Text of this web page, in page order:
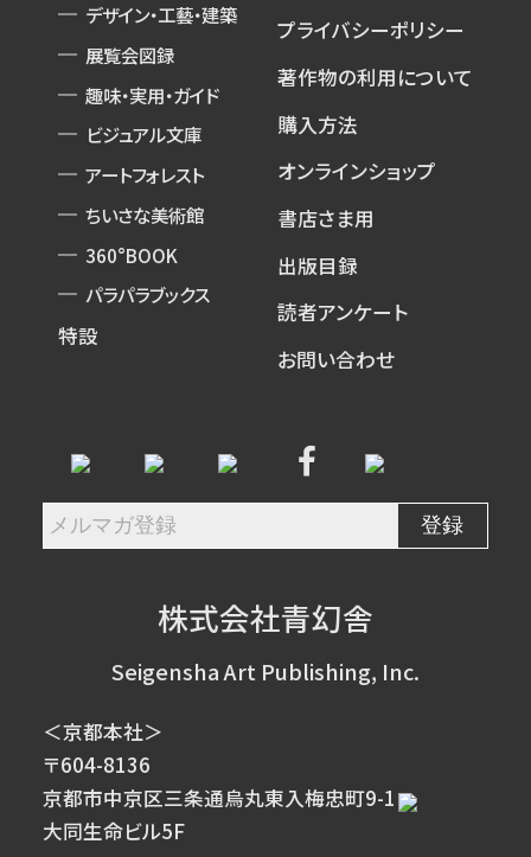
デザイン・工藝・建築
展覧会図録
趣味・実用・ガイド
ビジュアル文庫
アートフォレスト
ちいさな美術館
360°BOOK
パラパラブックス
特設
プライバシーポリシー
著作物の利用について
購入方法
オンラインショップ
書店さま用
出版目録
読者アンケート
お問い合わせ
株式会社青幻舎
Seigensha Art Publishing, Inc.
＜京都本社＞
〒604-8136
京都市中京区三条通烏丸東入梅忠町9-1
大同生命ビル5F